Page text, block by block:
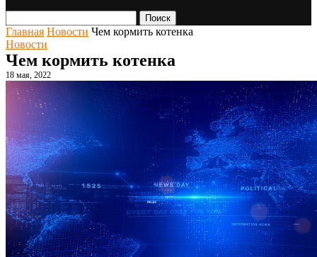
Поиск
Главная Новости Чем кормить котенка
Новости
Чем кормить котенка
18 мая, 2022